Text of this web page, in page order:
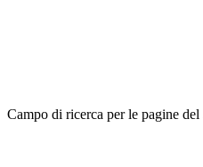
Campo di ricerca per le pagine del